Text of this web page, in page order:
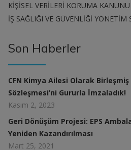
KİŞİSEL VERİLERİ KORUMA KANUNU
İŞ SAĞLIĞI VE GÜVENLİĞİ YÖNETİM
Son Haberler
CFN Kimya Ailesi Olarak
Sözleşmesi’ni Gururla İmzaladık!
Kasım 2, 2023
Geri Dönüşüm Projesi: EPS
Yeniden Kazandırılması
Mart 25, 2021